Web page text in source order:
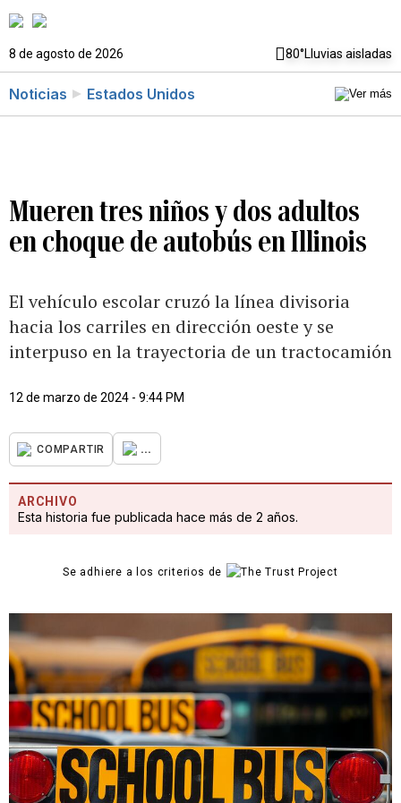
8 de agosto de 2026 80°Lluvias aisladas
Noticias Estados Unidos
Mueren tres niños y dos adultos
en choque de autobús en Illinois
El vehículo escolar cruzó la línea divisoria
hacia los carriles en dirección oeste y se
interpuso en la trayectoria de un tractocamión
12 de marzo de 2024 - 9:44 PM
COMPARTIR ...
ARCHIVO
Esta historia fue publicada hace más de 2 años.
Se adhiere a los criterios de